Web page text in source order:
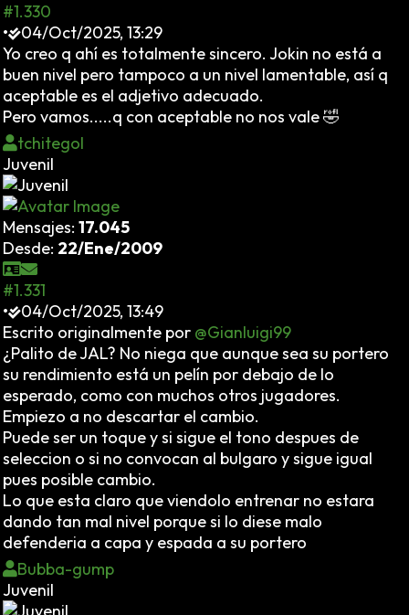
#1.330
•
04/Oct/2025, 13:29
Yo creo q ahí es totalmente sincero. Jokin no está a
buen nivel pero tampoco a un nivel lamentable, así q
aceptable es el adjetivo adecuado.
Pero vamos.....q con aceptable no nos vale 🤣
tchitegol
Juvenil
Mensajes: 17.045
Desde: 22/Ene/2009
#1.331
•
04/Oct/2025, 13:49
Escrito originalmente por @Gianluigi99
¿Palito de JAL? No niega que aunque sea su portero
su rendimiento está un pelín por debajo de lo
esperado, como con muchos otros jugadores.
Empiezo a no descartar el cambio.
Puede ser un toque y si sigue el tono despues de
seleccion o si no convocan al bulgaro y sigue igual
pues posible cambio.
Lo que esta claro que viendolo entrenar no estara
dando tan mal nivel porque si lo diese malo
defenderia a capa y espada a su portero
Bubba-gump
Juvenil